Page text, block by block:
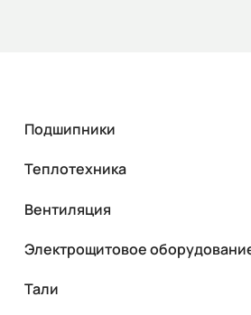
Подшипники
Теплотехника
Вентиляция
Электрощитовое
Тали